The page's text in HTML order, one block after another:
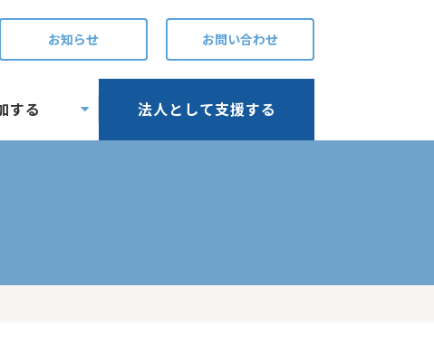
お知らせ お問い合わせ
する 法人として支援する